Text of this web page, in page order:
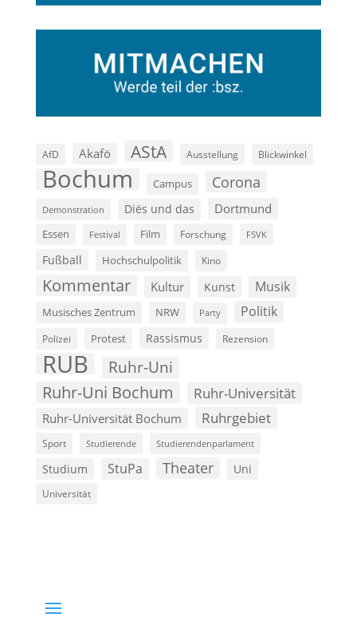
AfD Akafö AStA Ausstellung Blickwinkel
Bochum Campus Corona
Demonstration Diës und das Dortmund
Essen Festival Film Forschung FSVK
Fußball Hochschulpolitik Kino
Kommentar Kultur Kunst Musik
Musisches Zentrum NRW Party Politik
Polizei Protest Rassismus Rezension
RUB Ruhr-Uni
Ruhr-Uni Bochum Ruhr-Universität
Ruhr-Universität Bochum Ruhrgebiet
Sport Studierende Studierendenparlament
Studium StuPa Theater Uni
Universität